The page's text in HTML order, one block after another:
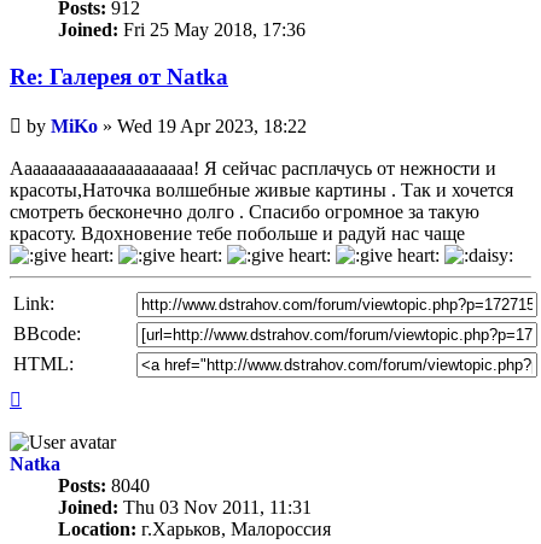
Posts: 912
Joined: Fri 25 May 2018, 17:36
Re: Галерея от Natka
Unread
post
by MiKo » Wed 19 Apr 2023, 18:22
Ааааааааааааааааааааа! Я сейчас расплачусь от нежности и
красоты,Наточка волшебные живые картины . Так и хочется
смотреть бесконечно долго . Спасибо огромное за такую
красоту. Вдохновение тебе побольше и радуй нас чаще
Link:
BBcode:
HTML:
Natka
Posts: 8040
Joined: Thu 03 Nov 2011, 11:31
Location: г.Харьков, Малороссия